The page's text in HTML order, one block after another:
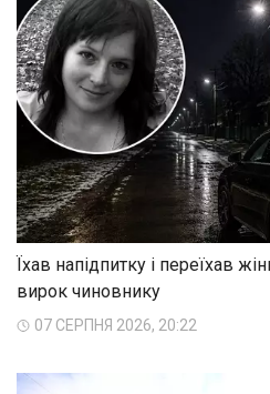
Їхав напідпитку і переїхав
вирок чиновнику
07 СЕРПНЯ 2026, 20:22